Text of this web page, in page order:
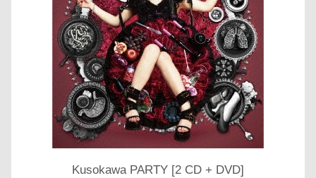
Kusokawa PARTY [2 CD + DVD]